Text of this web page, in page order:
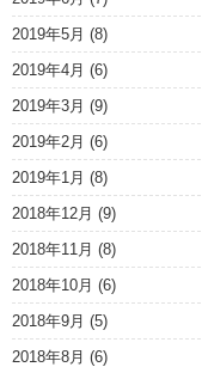
2019年5月 (8)
2019年4月 (6)
2019年3月 (9)
2019年2月 (6)
2019年1月 (8)
2018年12月 (9)
2018年11月 (8)
2018年10月 (6)
2018年9月 (5)
2018年8月 (6)